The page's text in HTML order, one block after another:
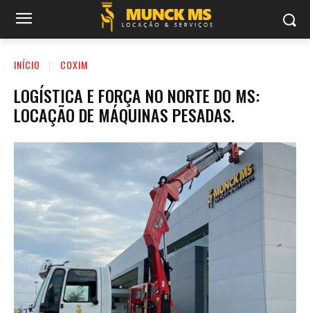
INÍCIO COXIM
LOGÍSTICA E FORÇA NO NORTE DO MS:
LOCAÇÃO DE MÁQUINAS PESADAS.